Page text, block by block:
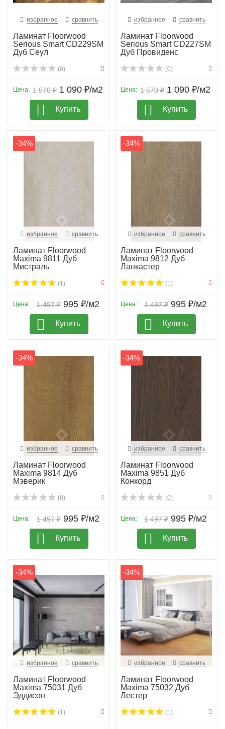
избранное сравнить
Ламинат Floorwood
Serious Smart CD229SM
Дуб Сеул
(0)
1 570 ₽
Цена: 1 090 ₽/м2
Купить
избранное сравнить
Ламинат Floorwood
Serious Smart CD227SM
Дуб Провиденс
(0)
1 570 ₽
Цена: 1 090 ₽/м2
Купить
-34%
избранное сравнить
Ламинат Floorwood
Maxima 9811 Дуб
Мистраль
(1)
1 497 ₽
Цена: 995 ₽/м2
Купить
-34%
избранное сравнить
Ламинат Floorwood
Maxima 9812 Дуб
Ланкастер
(1)
1 497 ₽
Цена: 995 ₽/м2
Купить
-34%
избранное сравнить
Ламинат Floorwood
Maxima 9814 Дуб
Мэверик
(0)
1 497 ₽
Цена: 995 ₽/м2
Купить
-34%
избранное сравнить
Ламинат Floorwood
Maxima 9851 Дуб
Конкорд
(0)
1 497 ₽
Цена: 995 ₽/м2
Купить
-34%
избранное сравнить
Ламинат Floorwood
Maxima 75031 Дуб
Эддисон
(1)
-34%
избранное сравнить
Ламинат Floorwood
Maxima 75032 Дуб
Лестер
(1)